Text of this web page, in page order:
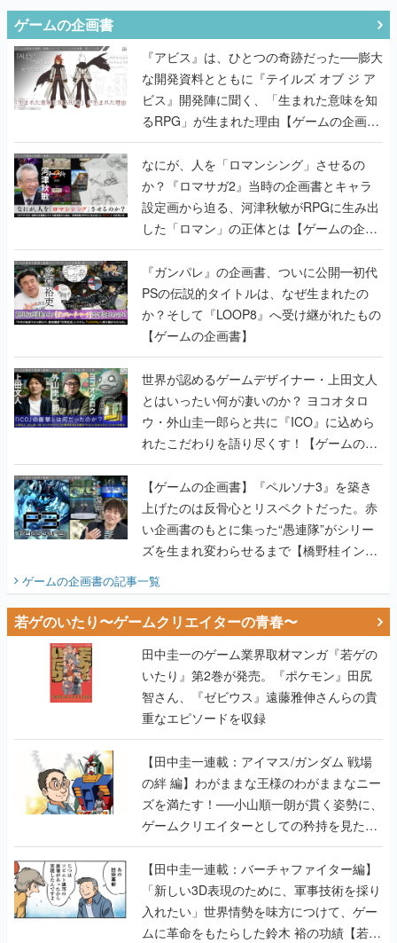
ゲームの企画書
『アビス』は、ひとつの奇跡だった──膨大
な開発資料とともに『テイルズ オブ ジ ア
ビス』開発陣に聞く、「生まれた意味を知
るRPG」が生まれた理由【ゲームの企画
書】
なにが、人を「ロマンシング」させるの
か？『ロマサガ2』当時の企画書とキャラ
設定画から迫る、河津秋敏がRPGに生み出
した「ロマン」の正体とは【ゲームの企画
書】
『ガンパレ』の企画書、ついに公開━初代
PSの伝説的タイトルは、なぜ生まれたの
か？そして『LOOP8』へ受け継がれたもの
【ゲームの企画書】
世界が認めるゲームデザイナー・上田文人
とはいったい何が凄いのか？ ヨコオタロ
ウ・外山圭一郎らと共に『ICO』に込めら
れたこだわりを語り尽くす！【ゲームの企
画書】
【ゲームの企画書】『ペルソナ3』を築き
上げたのは反骨心とリスペクトだった。赤
い企画書のもとに集った“愚連隊”がシリー
ズを生まれ変わらせるまで【橋野桂インタ
ビュー】
ゲームの企画書の記事一覧
若ゲのいたり〜ゲームクリエイターの青春〜
田中圭一のゲーム業界取材マンガ『若ゲの
いたり』第2巻が発売。『ポケモン』田尻
智さん、『ゼビウス』遠藤雅伸さんらの貴
重なエピソードを収録
【田中圭一連載：アイマス/ガンダム 戦場
の絆 編】わがままな王様のわがままなニー
ズを満たす！──小山順一朗が貫く姿勢に、
ゲームクリエイターとしての矜持を見た
【若ゲのいたり最終回】
【田中圭一連載：バーチャファイター編】
「新しい3D表現のために、軍事技術を採り
入れたい」世界情勢を味方につけて、ゲー
ムに革命をもたらした鈴木 裕の功績【若ゲ